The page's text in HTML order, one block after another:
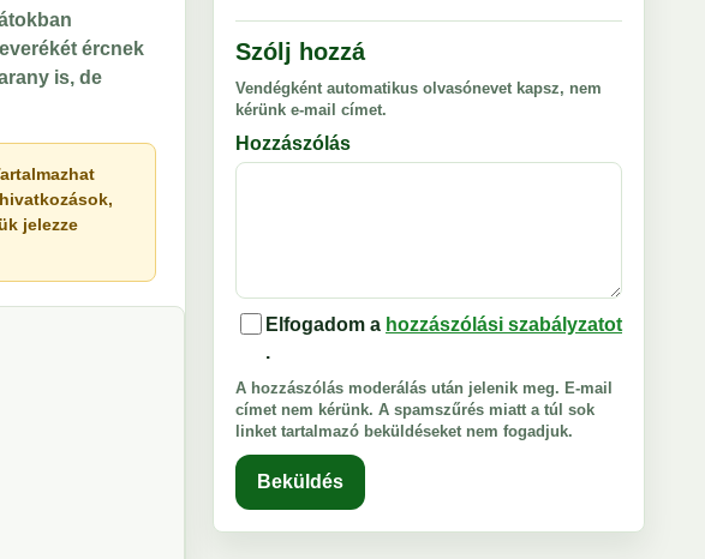
ércnek
is, de
jelezze
Szólj hozzá
Vendégként automatikus olvasónevet kapsz, nem
kérünk e-mail címet.
Hozzászólás
Elfogadom a hozzászólási szabályzatot
.
A hozzászólás moderálás után jelenik meg. E-mail
címet nem kérünk. A spamszűrés miatt a túl sok
linket tartalmazó beküldéseket nem fogadjuk.
Beküldés